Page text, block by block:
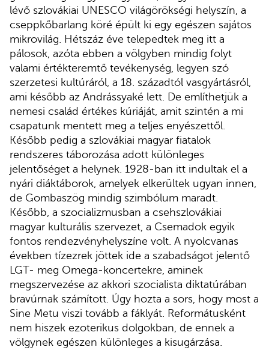
lévő szlovákiai UNESCO világörökségi helyszín, a
cseppkőbarlang köré épült ki egy egészen sajátos
mikrovilág. Hétszáz éve telepedtek meg itt a
pálosok, azóta ebben a völgyben mindig folyt
valami értékteremtő tevékenység, legyen szó
szerzetesi kultúráról, a 18. századtól vasgyártásról,
ami később az Andrássyaké lett. De említhetjük a
nemesi család értékes kúriáját, amit szintén a mi
csapatunk mentett meg a teljes enyészettől.
Később pedig a szlovákiai magyar fiatalok
rendszeres táborozása adott különleges
jelentőséget a helynek. 1928-ban itt indultak el a
nyári diáktáborok, amelyek elkerültek ugyan innen,
de Gombaszög mindig szimbólum maradt.
Később, a szocializmusban a csehszlovákiai
magyar kulturális szervezet, a Csemadok egyik
fontos rendezvényhelyszíne volt. A nyolcvanas
években tízezrek jöttek ide a szabadságot jelentő
LGT- meg Omega-koncertekre, aminek
megszervezése az akkori szocialista diktatúrában
bravúrnak számított. Úgy hozta a sors, hogy most a
Sine Metu viszi tovább a fáklyát. Reformátusként
nem hiszek ezoterikus dolgokban, de ennek a
völgynek egészen különleges a kisugárzása.